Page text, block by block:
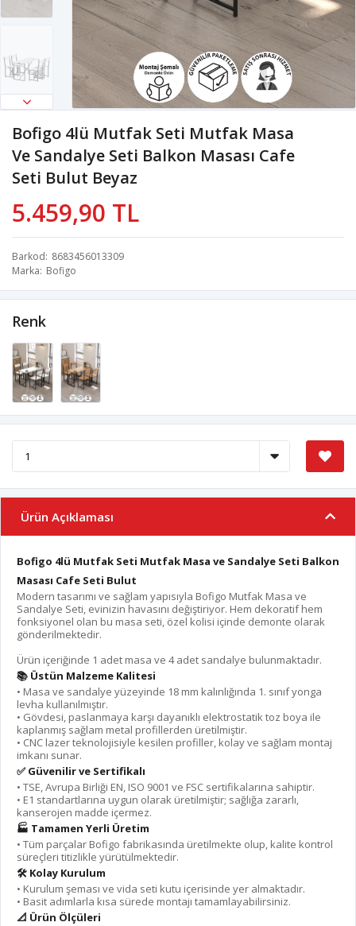
Bofigo 4lü Mutfak Seti Mutfak Masa
Ve Sandalye Seti Balkon Masası Cafe
Seti Bulut Beyaz
5.459,90 TL
Barkod 8683456013309
Marka Bofigo
Renk
Ürün Açıklaması
Bofigo 4lü Mutfak Seti Mutfak Masa ve Sandalye Seti Balkon
Masası Cafe Seti Bulut
Modern tasarımı ve sağlam yapısıyla Bofigo Mutfak Masa ve
Sandalye Seti, evinizin havasını değiştiriyor. Hem dekoratif hem
fonksiyonel olan bu masa seti, özel kolisi içinde demonte olarak
gönderilmektedir.
Ürün içeriğinde 1 adet masa ve 4 adet sandalye bulunmaktadır.
📚 Üstün Malzeme Kalitesi
•⁠ ⁠Masa ve sandalye yüzeyinde 18 mm kalınlığında 1. sınıf yonga
levha kullanılmıştır.
•⁠ ⁠Gövdesi, paslanmaya karşı dayanıklı elektrostatik toz boya ile
kaplanmış sağlam metal profillerden üretilmiştir.
•⁠ ⁠CNC lazer teknolojisiyle kesilen profiller, kolay ve sağlam montaj
imkanı sunar.
✅ Güvenilir ve Sertifikalı
•⁠ ⁠TSE, Avrupa Birliği EN, ISO 9001 ve FSC sertifikalarına sahiptir.
•⁠ ⁠E1 standartlarına uygun olarak üretilmiştir; sağlığa zararlı,
kanserojen madde içermez.
🏭 Tamamen Yerli Üretim
•⁠ ⁠Tüm parçalar Bofigo fabrikasında üretilmekte olup, kalite kontrol
süreçleri titizlikle yürütülmektedir.
🛠️ Kolay Kurulum
•⁠ ⁠Kurulum şeması ve vida seti kutu içerisinde yer almaktadır.
•⁠ ⁠Basit adımlarla kısa sürede montajı tamamlayabilirsiniz.
📐 Ürün Ölçüleri